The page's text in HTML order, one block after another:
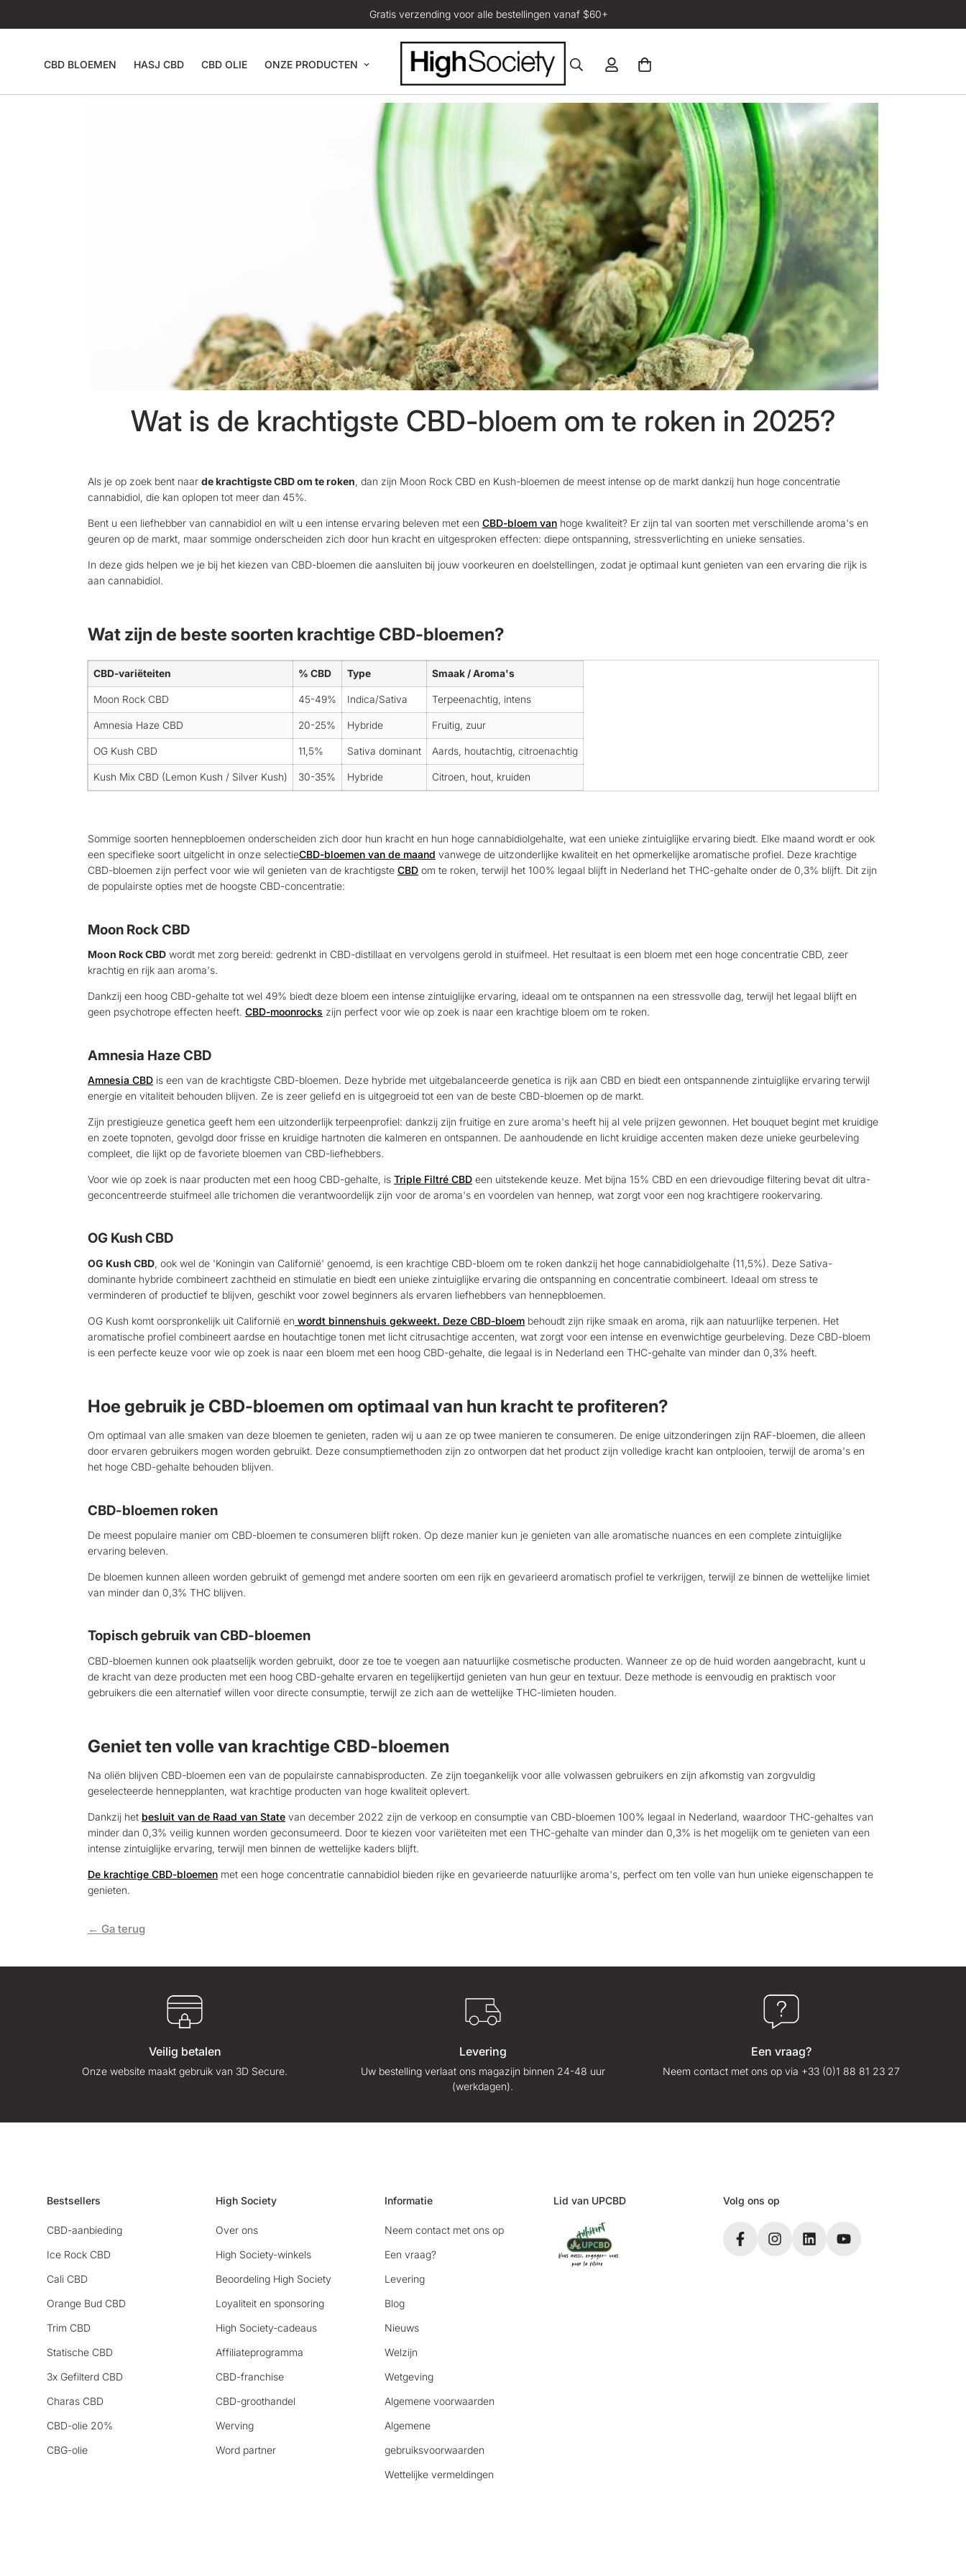
Gratis verzending voor alle bestellingen vanaf $60+
CBD BLOEMEN HASJ CBD CBD OLIE ONZE PRODUCTEN
Wat is de krachtigste CBD-bloem om te roken in 2025?
Als je op zoek bent naar de krachtigste CBD om te roken, dan zijn Moon Rock CBD en Kush-bloemen de meest intense op de markt dankzij hun hoge concentratie
cannabidiol, die kan oplopen tot meer dan 45%.
Bent u een liefhebber van cannabidiol en wilt u een intense ervaring beleven met een CBD-bloem van hoge kwaliteit? Er zijn tal van soorten met verschillende aroma's en
geuren op de markt, maar sommige onderscheiden zich door hun kracht en uitgesproken effecten: diepe ontspanning, stressverlichting en unieke sensaties.
In deze gids helpen we je bij het kiezen van CBD-bloemen die aansluiten bij jouw voorkeuren en doelstellingen, zodat je optimaal kunt genieten van een ervaring die rijk is
aan cannabidiol.
Wat zijn de beste soorten krachtige CBD-bloemen?
CBD-variëteiten % CBD Type Smaak / Aroma's
Moon Rock CBD 45-49% Indica/Sativa Terpeenachtig, intens
Amnesia Haze CBD 20-25% Hybride Fruitig, zuur
OG Kush CBD 11,5% Sativa dominant Aards, houtachtig, citroenachtig
Kush Mix CBD (Lemon Kush / Silver Kush) 30-35% Hybride Citroen, hout, kruiden
Sommige soorten hennepbloemen onderscheiden zich door hun kracht en hun hoge cannabidiolgehalte, wat een unieke zintuiglijke ervaring biedt. Elke maand wordt er ook
een specifieke soort uitgelicht in onze selectieCBD-bloemen van de maand vanwege de uitzonderlijke kwaliteit en het opmerkelijke aromatische profiel. Deze krachtige
CBD-bloemen zijn perfect voor wie wil genieten van de krachtigste CBD om te roken, terwijl het 100% legaal blijft in Nederland het THC-gehalte onder de 0,3% blijft. Dit zijn
de populairste opties met de hoogste CBD-concentratie:
Moon Rock CBD
Moon Rock CBD wordt met zorg bereid: gedrenkt in CBD-distillaat en vervolgens gerold in stuifmeel. Het resultaat is een bloem met een hoge concentratie CBD, zeer
krachtig en rijk aan aroma's.
Dankzij een hoog CBD-gehalte tot wel 49% biedt deze bloem een intense zintuiglijke ervaring, ideaal om te ontspannen na een stressvolle dag, terwijl het legaal blijft en
geen psychotrope effecten heeft. CBD-moonrocks zijn perfect voor wie op zoek is naar een krachtige bloem om te roken.
Amnesia Haze CBD
Amnesia CBD is een van de krachtigste CBD-bloemen. Deze hybride met uitgebalanceerde genetica is rijk aan CBD en biedt een ontspannende zintuiglijke ervaring terwijl
energie en vitaliteit behouden blijven. Ze is zeer geliefd en is uitgegroeid tot een van de beste CBD-bloemen op de markt.
Zijn prestigieuze genetica geeft hem een uitzonderlijk terpeenprofiel: dankzij zijn fruitige en zure aroma's heeft hij al vele prijzen gewonnen. Het bouquet begint met kruidige
en zoete topnoten, gevolgd door frisse en kruidige hartnoten die kalmeren en ontspannen. De aanhoudende en licht kruidige accenten maken deze unieke geurbeleving
compleet, die lijkt op de favoriete bloemen van CBD-liefhebbers.
Voor wie op zoek is naar producten met een hoog CBD-gehalte, is Triple Filtré CBD een uitstekende keuze. Met bijna 15% CBD en een drievoudige filtering bevat dit ultra-
geconcentreerde stuifmeel alle trichomen die verantwoordelijk zijn voor de aroma's en voordelen van hennep, wat zorgt voor een nog krachtigere rookervaring.
OG Kush CBD
OG Kush CBD, ook wel de 'Koningin van Californië' genoemd, is een krachtige CBD-bloem om te roken dankzij het hoge cannabidiolgehalte (11,5%). Deze Sativa-
dominante hybride combineert zachtheid en stimulatie en biedt een unieke zintuiglijke ervaring die ontspanning en concentratie combineert. Ideaal om stress te
verminderen of productief te blijven, geschikt voor zowel beginners als ervaren liefhebbers van hennepbloemen.
OG Kush komt oorspronkelijk uit Californië en wordt binnenshuis gekweekt. Deze CBD-bloem behoudt zijn rijke smaak en aroma, rijk aan natuurlijke terpenen. Het
aromatische profiel combineert aardse en houtachtige tonen met licht citrusachtige accenten, wat zorgt voor een intense en evenwichtige geurbeleving. Deze CBD-bloem
is een perfecte keuze voor wie op zoek is naar een bloem met een hoog CBD-gehalte, die legaal is in Nederland een THC-gehalte van minder dan 0,3% heeft.
Hoe gebruik je CBD-bloemen om optimaal van hun kracht te profiteren?
Om optimaal van alle smaken van deze bloemen te genieten, raden wij u aan ze op twee manieren te consumeren. De enige uitzonderingen zijn RAF-bloemen, die alleen
door ervaren gebruikers mogen worden gebruikt. Deze consumptiemethoden zijn zo ontworpen dat het product zijn volledige kracht kan ontplooien, terwijl de aroma's en
het hoge CBD-gehalte behouden blijven.
CBD-bloemen roken
De meest populaire manier om CBD-bloemen te consumeren blijft roken. Op deze manier kun je genieten van alle aromatische nuances en een complete zintuiglijke
ervaring beleven.
De bloemen kunnen alleen worden gebruikt of gemengd met andere soorten om een rijk en gevarieerd aromatisch profiel te verkrijgen, terwijl ze binnen de wettelijke limiet
van minder dan 0,3% THC blijven.
Topisch gebruik van CBD-bloemen
CBD-bloemen kunnen ook plaatselijk worden gebruikt, door ze toe te voegen aan natuurlijke cosmetische producten. Wanneer ze op de huid worden aangebracht, kunt u
de kracht van deze producten met een hoog CBD-gehalte ervaren en tegelijkertijd genieten van hun geur en textuur. Deze methode is eenvoudig en praktisch voor
gebruikers die een alternatief willen voor directe consumptie, terwijl ze zich aan de wettelijke THC-limieten houden.
Geniet ten volle van krachtige CBD-bloemen
Na oliën blijven CBD-bloemen een van de populairste cannabisproducten. Ze zijn toegankelijk voor alle volwassen gebruikers en zijn afkomstig van zorgvuldig
geselecteerde hennepplanten, wat krachtige producten van hoge kwaliteit oplevert.
Dankzij het besluit van de Raad van State van december 2022 zijn de verkoop en consumptie van CBD-bloemen 100% legaal in Nederland, waardoor THC-gehaltes van
minder dan 0,3% veilig kunnen worden geconsumeerd. Door te kiezen voor variëteiten met een THC-gehalte van minder dan 0,3% is het mogelijk om te genieten van een
intense zintuiglijke ervaring, terwijl men binnen de wettelijke kaders blijft.
De krachtige CBD-bloemen met een hoge concentratie cannabidiol bieden rijke en gevarieerde natuurlijke aroma's, perfect om ten volle van hun unieke eigenschappen te
genieten.
← Ga terug
Veilig betalen
Onze website maakt gebruik van 3D Secure.
Levering
Uw bestelling verlaat ons magazijn binnen 24-48 uur
(werkdagen).
Een vraag?
Neem contact met ons op via +33 (0)1 88 81 23 27
Bestsellers
CBD-aanbieding
Ice Rock CBD
Cali CBD
Orange Bud CBD
Trim CBD
Statische CBD
3x Gefilterd CBD
Charas CBD
CBD-olie 20%
CBG-olie
High Society
Over ons
High Society-winkels
Beoordeling High Society
Loyaliteit en sponsoring
High Society-cadeaus
Affiliateprogramma
CBD-franchise
CBD-groothandel
Werving
Word partner
Informatie
Neem contact met ons op
Een vraag?
Levering
Blog
Nieuws
Welzijn
Wetgeving
Algemene voorwaarden
Algemene
gebruiksvoorwaarden
Wettelijke vermeldingen
Lid van UPCBD Volg ons op